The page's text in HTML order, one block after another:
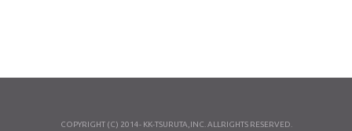
COPYRIGHT (C) 2014- KK-TSURUTA,INC. ALLRIGHTS RESERVED.